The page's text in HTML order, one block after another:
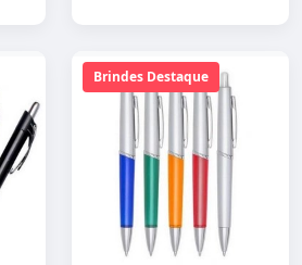
Brindes Destaque